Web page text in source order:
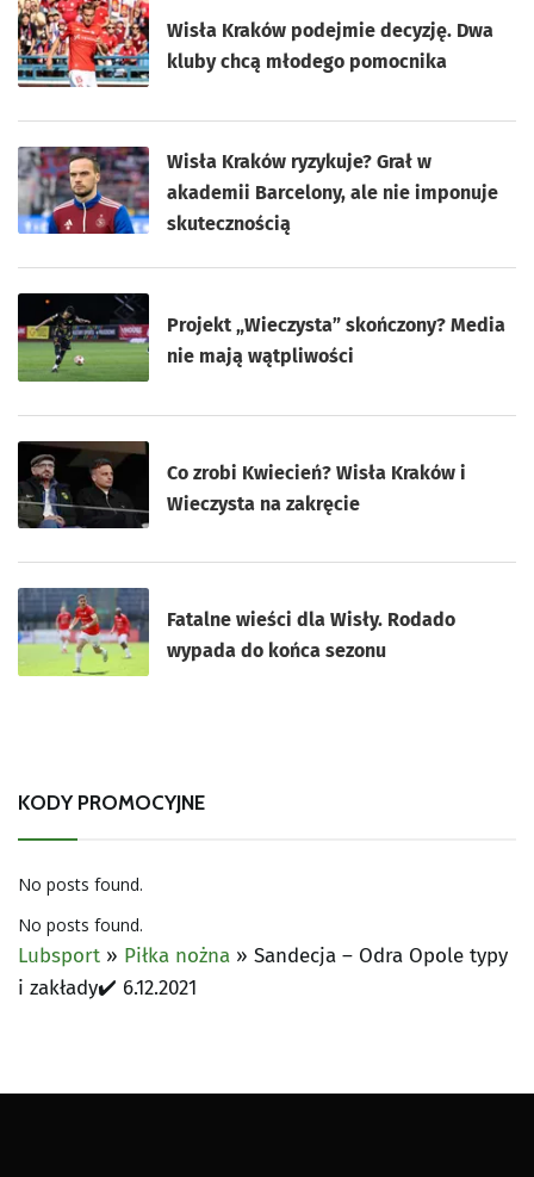
Wisła Kraków podejmie decyzję. Dwa
kluby chcą młodego pomocnika
Wisła Kraków ryzykuje? Grał w
akademii Barcelony, ale nie imponuje
skutecznością
Projekt „Wieczysta” skończony? Media
nie mają wątpliwości
Co zrobi Kwiecień? Wisła Kraków i
Wieczysta na zakręcie
Fatalne wieści dla Wisły. Rodado
wypada do końca sezonu
KODY PROMOCYJNE
No posts found.
No posts found.
Lubsport » Piłka nożna » Sandecja – Odra Opole typy
i zakłady✔️ 6.12.2021